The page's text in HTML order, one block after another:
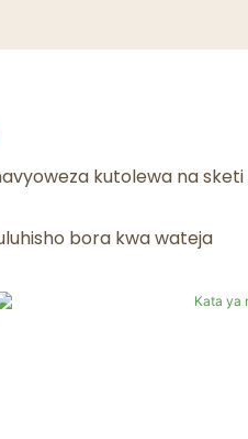
kutolewa na
bora kwa wateja